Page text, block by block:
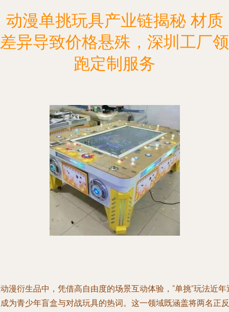
动漫单挑玩具产业链揭秘 材质
差异导致价格悬殊，深圳工厂领
跑定制服务
漫衍生品中，凭借高自由度的场景互动体验，“单挑”玩法近年
为青少年盲盒与对战玩具的热词。这一领域既涵盖将两名正反